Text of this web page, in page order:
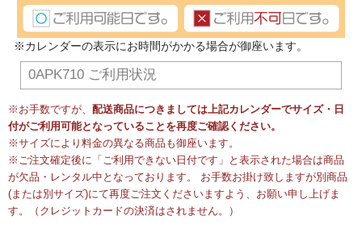
※カレンダーの表示にお時間がかかる場合が御座います。
0APK710 ご利用状況
※お手数ですが、 配送商品につきましては上記カレンダーでサイズ・日
付がご利用可能となっていることを再度ご確認ください。
※サイズにより料金の異なる商品も御座います。
※ご注文確定後に「ご利用できない日付です」と表示された場合は商品
が欠品・レンタル中となっております。 お手数お掛け致しますが別商品
(または別サイズ)にて再度ご注文くださいますよう、お願い申し上げま
す。（クレジットカードの決済はされません。）